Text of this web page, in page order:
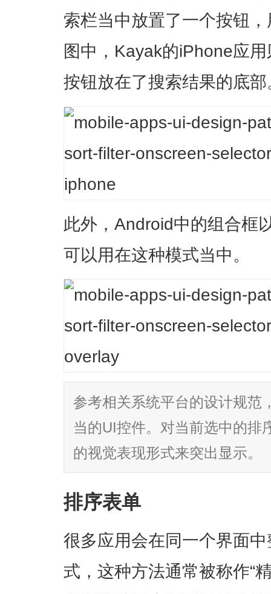
索栏当中放置了一个按钮
图中，Kayak的iPhone应
按钮放在了搜索结果的底部
此外，Android中的组合框
可以用在这种模式当中。
参考相关系统平台的设计规范
当的UI控件。对当前选中的排
的视觉表现形式来突出显示。
排序表单
很多应用会在同一个界面
式，这种方法通常被称作“